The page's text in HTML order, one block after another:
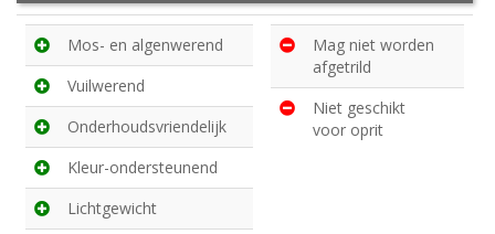
Mos- en algenwerend
Vuilwerend
Onderhoudsvriendelijk
Kleur-ondersteunend
Lichtgewicht
Mag niet worden
afgetrild
Niet geschikt
voor oprit